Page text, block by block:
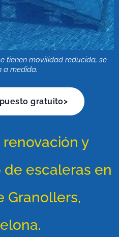
tienen movilidad reducida, se
a medida.
gratuito>
y
escaleras en
Granollers,